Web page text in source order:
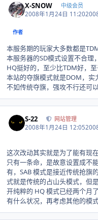
X-SNOW 中级会员
2008年1月24日 11:20
作者
本服务期的玩家大多数都是
本服务器的SD模式设置不合理
HQ挺好的，至少比TDM好，
本站的夺旗模式就是DOM，实
不如传统夺旗，强攻不行还可以
S-22 网站管理
2008年1月24日 12:05
这次改动其实就是为了能有现
只有一条命，是故意设置成不
有，SAB 模式是接近传统抢旗
式就是传统的占山头模式，但
开纯粹的 HQ 模式已经两个月
有什么状况，再考虑其他的模式